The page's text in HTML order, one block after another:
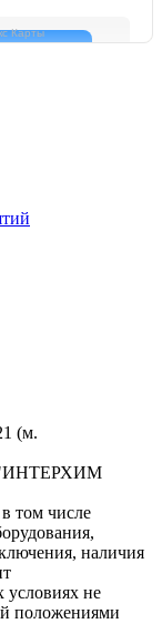
Карты
(м.
"ИНТЕРХИМ
том числе
наличия
не
положениями